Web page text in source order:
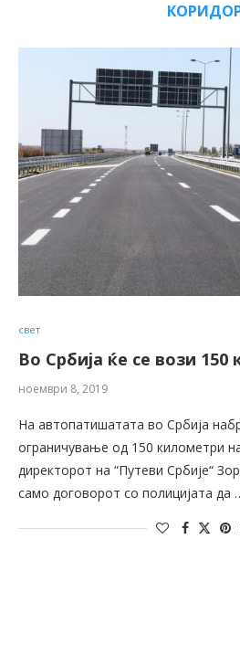
свет
Во Србија ќе се вози 150
ноември 8, 2019
На автопатишатата во Србија
ограничување од 150 километри
директорот на “Путеви Србије“
само договорот со полицијата да